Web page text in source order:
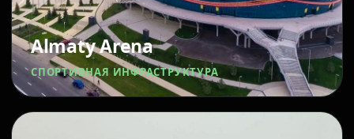
Almaty Arena
СПОРТИВНАЯ ИНФРАСТРУКТУРА